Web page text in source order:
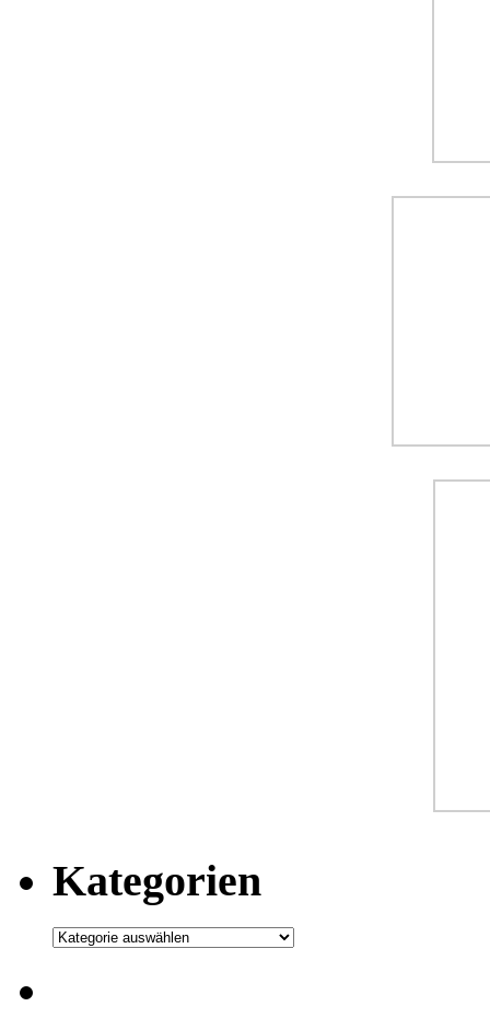
Kategorien
Kategorien